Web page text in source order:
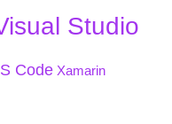
Studio
Code Xamarin